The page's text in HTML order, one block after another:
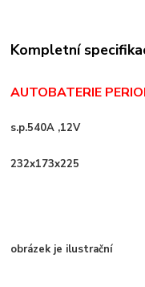
Kompletní
AUTOBATERIE
s.p.540A ,12V
232x173x225
obrázek je ilustrační